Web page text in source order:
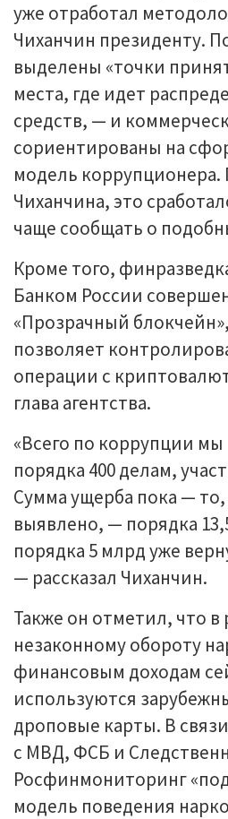
уже отработал
Чиханчин президенту.
выделены «точки
места, где идет
средств, — и
сориентированы на
модель коррупционера.
Чиханчина, это
чаще сообщать о
Кроме того,
Банком России
«Прозрачный
позволяет
операции с
глава агентства.
«Всего по коррупции
порядка 400 делам,
Сумма ущерба пока —
выявлено, — порядка
порядка 5 млрд уже
— рассказал Чиханчин.
Также он отметил, что в
незаконному обороту
финансовым доходам
используются
дроповые карты. В
с МВД, ФСБ и
Росфинмониторинг
модель поведения